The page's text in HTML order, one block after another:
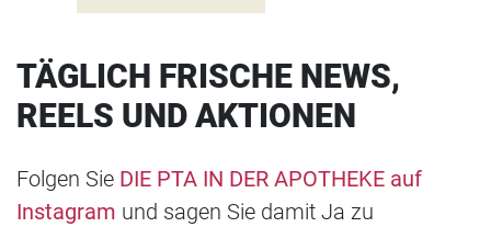
TÄGLICH FRISCHE NEWS,
REELS UND AKTIONEN
Folgen Sie DIE PTA IN DER APOTHEKE auf
Instagram und sagen Sie damit Ja zu